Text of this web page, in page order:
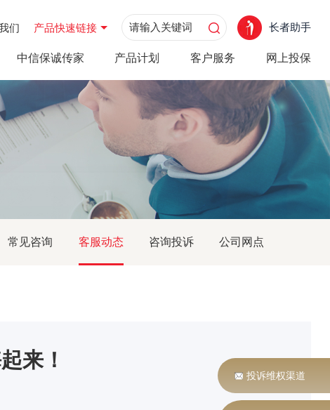
们 产品快速链接 长者助手
中信保诚传家 产品计划 客户服务 网上投保
常见咨询 客服动态 咨询投诉 公司网点
来！
投诉维权渠道